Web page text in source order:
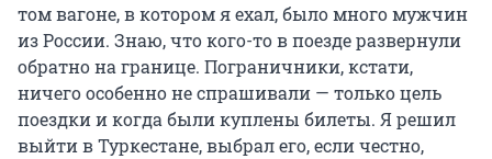
том вагоне, в котором я ехал, было много мужчин
из России. Знаю, что кого-то в поезде развернули
обратно на границе. Пограничники, кстати,
ничего особенно не спрашивали — только цель
поездки и когда были куплены билеты. Я решил
выйти в Туркестане, выбрал его, если честно,